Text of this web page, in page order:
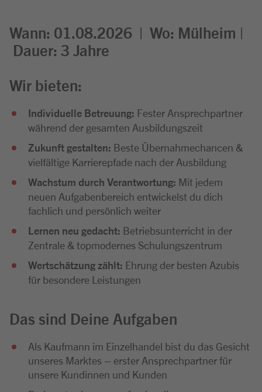
Wann: 01.08.2026 | Wo: Mülheim |
Dauer: 3 Jahre
Wir bieten:
Individuelle Betreuung: Fester Ansprechpartner
während der gesamten Ausbildungszeit
Zukunft gestalten: Beste Übernahmechancen &
vielfältige Karrierepfade nach der Ausbildung
Wachstum durch Verantwortung: Mit jedem
neuen Aufgabenbereich entwickelst du dich
fachlich und persönlich weiter
Lernen neu gedacht: Betriebsunterricht in der
Zentrale & topmodernes Schulungszentrum
Wertschätzung zählt: Ehrung der besten Azubis
für besondere Leistungen
Das sind Deine Aufgaben
Als Kaufmann im Einzelhandel bist du das Gesicht
unseres Marktes – erster Ansprechpartner für
unsere Kundinnen und Kunden